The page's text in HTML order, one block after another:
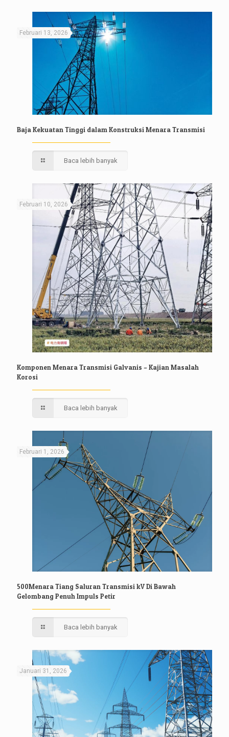
Februari 13, 2026
Baja Kekuatan Tinggi dalam Konstruksi Menara Transmisi
Baca lebih banyak
Februari 10, 2026
Komponen Menara Transmisi Galvanis – Kajian Masalah
Korosi
Baca lebih banyak
Februari 1, 2026
500Menara Tiang Saluran Transmisi kV Di Bawah
Gelombang Penuh Impuls Petir
Baca lebih banyak
Januari 31, 2026